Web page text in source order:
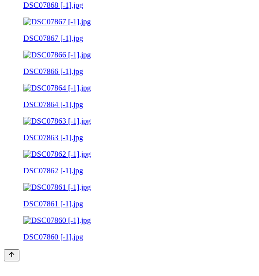
DSC07868 [-1].jpg
DSC07867 [-1].jpg
DSC07866 [-1].jpg
DSC07864 [-1].jpg
DSC07863 [-1].jpg
DSC07862 [-1].jpg
DSC07861 [-1].jpg
DSC07860 [-1].jpg